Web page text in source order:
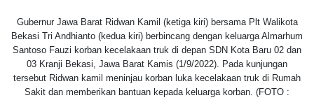
Gubernur Jawa Barat Ridwan Kamil (ketiga kiri) bersama Plt Walikota
Bekasi Tri Andhianto (kedua kiri) berbincang dengan keluarga Almarhum
Santoso Fauzi korban kecelakaan truk di depan SDN Kota Baru 02 dan
03 Kranji Bekasi, Jawa Barat Kamis (1/9/2022). Pada kunjungan
tersebut Ridwan kamil meninjau korban luka kecelakaan truk di Rumah
Sakit dan memberikan bantuan kepada keluarga korban. (FOTO :